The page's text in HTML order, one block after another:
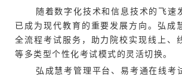
随着数字化技术和信息技术的飞速
已成为现代教育的重要发展方向。弘成
全流程考试服务，助力院校实现线上、
等多类型个性化考试模式的灵活切换。
弘成慧考管理平台、易考通在线考试